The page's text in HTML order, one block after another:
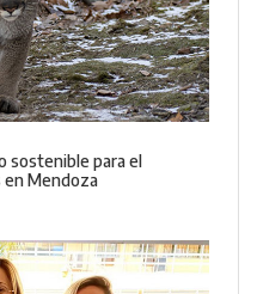
sostenible para el
Mendoza